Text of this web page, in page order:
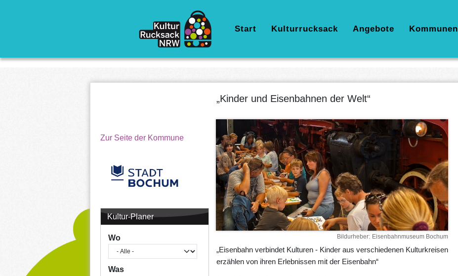
Hauptnavigation
Start Kulturrucksack Angebote Kommunen
Zur Seite der Kommune
Kultur-Planer
Wo
Was
„Kinder und Eisenbahnen der Welt“
Bildurheber Eisenbahnmuseum Bochum
„Eisenbahn verbindet Kulturen - Kinder aus verschiedenen Kulturkreisen
erzählen von ihren Erlebnissen mit der Eisenbahn“